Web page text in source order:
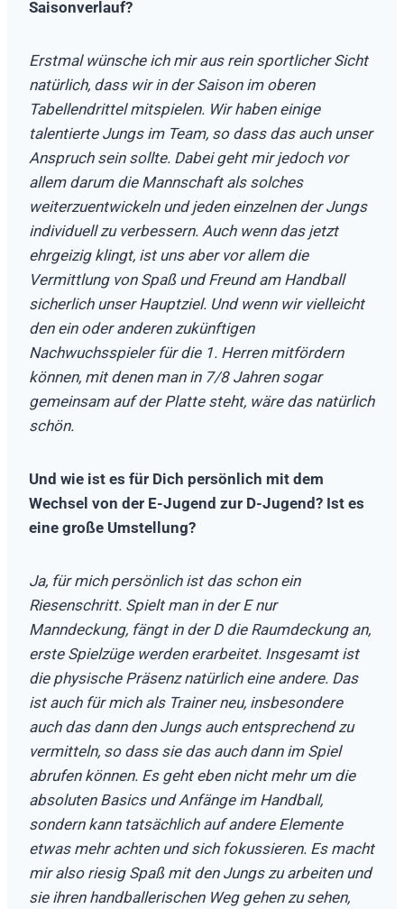
Saisonverlauf?
Erstmal wünsche ich mir aus rein sportlicher Sicht
natürlich, dass wir in der Saison im oberen
Tabellendrittel mitspielen. Wir haben einige
talentierte Jungs im Team, so dass das auch unser
Anspruch sein sollte. Dabei geht mir jedoch vor
allem darum die Mannschaft als solches
weiterzuentwickeln und jeden einzelnen der Jungs
individuell zu verbessern. Auch wenn das jetzt
ehrgeizig klingt, ist uns aber vor allem die
Vermittlung von Spaß und Freund am Handball
sicherlich unser Hauptziel. Und wenn wir vielleicht
den ein oder anderen zukünftigen
Nachwuchsspieler für die 1. Herren mitfördern
können, mit denen man in 7/8 Jahren sogar
gemeinsam auf der Platte steht, wäre das natürlich
schön.
Und wie ist es für Dich persönlich mit dem
Wechsel von der E-Jugend zur D-Jugend? Ist es
eine große Umstellung?
Ja, für mich persönlich ist das schon ein
Riesenschritt. Spielt man in der E nur
Manndeckung, fängt in der D die Raumdeckung an,
erste Spielzüge werden erarbeitet. Insgesamt ist
die physische Präsenz natürlich eine andere. Das
ist auch für mich als Trainer neu, insbesondere
auch das dann den Jungs auch entsprechend zu
vermitteln, so dass sie das auch dann im Spiel
abrufen können. Es geht eben nicht mehr um die
absoluten Basics und Anfänge im Handball,
sondern kann tatsächlich auf andere Elemente
etwas mehr achten und sich fokussieren. Es macht
mir also riesig Spaß mit den Jungs zu arbeiten und
sie ihren handballerischen Weg gehen zu sehen,